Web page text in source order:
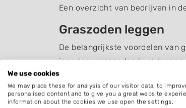
Een overzicht van bedrijven in
Graszoden leggen
De belangrijkste voordelen van
jaar door graszoden kunt
Zelf gazon
Het leggen van graszoden is
We use cookies
We may place these for analysis of our visitor data, to
personalised content and to give you a great website
information about the cookies we use open the settings.